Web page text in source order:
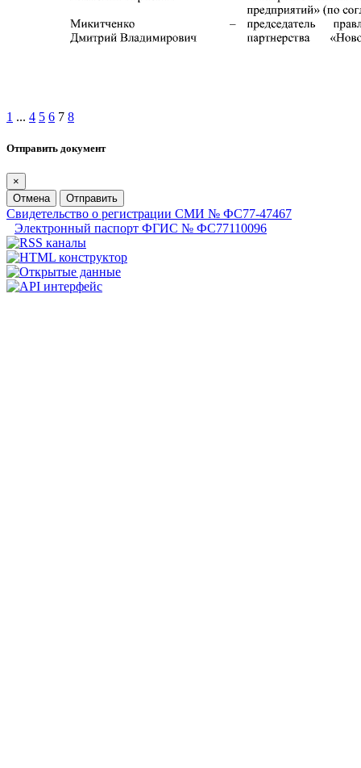
1 ... 4 5 6 7 8
Отправить документ
×
Отмена
Отправить
Свидетельство о регистрации СМИ № ФС77-47467
Электронный паспорт ФГИС № ФС77110096